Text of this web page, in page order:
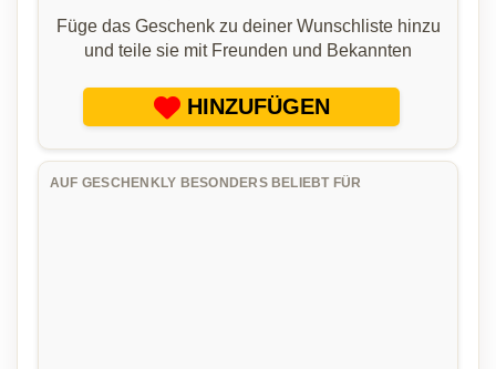
Füge das Geschenk zu deiner Wunschliste hinzu
und teile sie mit Freunden und Bekannten
HINZUFÜGEN
AUF GESCHENKLY BESONDERS BELIEBT FÜR